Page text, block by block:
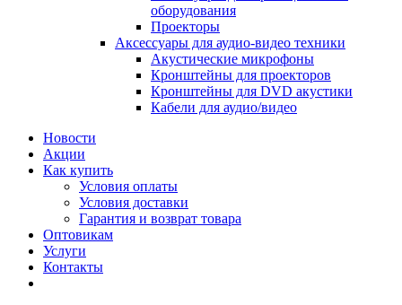
оборудования
Проекторы
Аксессуары для аудио-видео техники
Акустические микрофоны
Кронштейны для проекторов
Кронштейны для DVD акустики
Кабели для аудио/видео
Новости
Акции
Как купить
Условия оплаты
Условия доставки
Гарантия и возврат товара
Оптовикам
Услуги
Контакты